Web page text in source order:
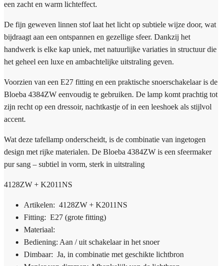
een zacht en warm lichteffect.
De fijn geweven linnen stof laat het licht op subtiele wijze door, wat
bijdraagt aan een ontspannen en gezellige sfeer. Dankzij het
handwerk is elke kap uniek, met natuurlijke variaties in structuur die
het geheel een luxe en ambachtelijke uitstraling geven.
Voorzien van een E27 fitting en een praktische snoerschakelaar is de
Bloeba 4384ZW eenvoudig te gebruiken. De lamp komt prachtig tot
zijn recht op een dressoir, nachtkastje of in een leeshoek als stijlvol
accent.
Wat deze tafellamp onderscheidt, is de combinatie van ingetogen
design met rijke materialen. De Bloeba 4384ZW is een sfeermaker
pur sang – subtiel in vorm, sterk in uitstraling
4128ZW + K2011NS
Artikelen: 4128ZW + K2011NS
Fitting: E27 (grote fitting)
Materiaal:
Bediening: Aan / uit schakelaar in het snoer
Dimbaar: Ja, in combinatie met geschikte lichtbron